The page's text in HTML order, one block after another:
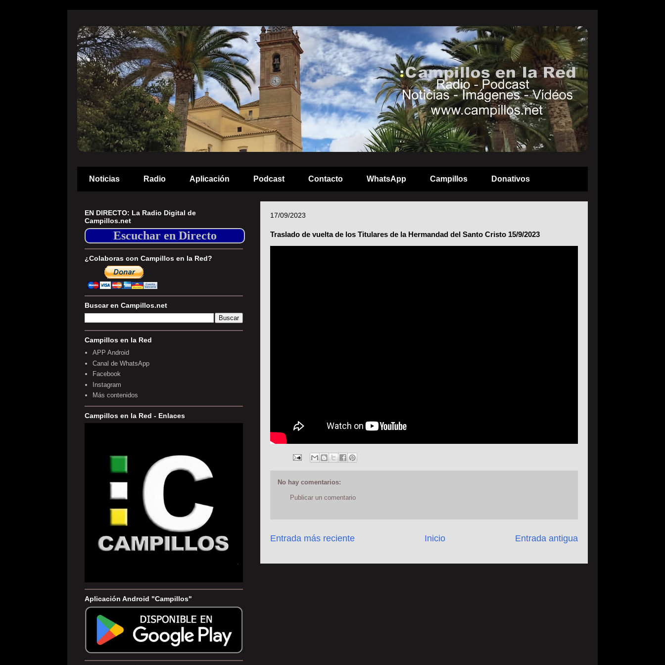
Noticias Radio Aplicación Podcast Contacto WhatsApp Campillos Donativos
17/09/2023
Traslado de vuelta de los Titulares de la Hermandad del Santo Cristo 15/9/2023
No hay comentarios:
Publicar un comentario
Entrada más reciente Entrada antigua
Inicio
EN DIRECTO: La Radio Digital de
Campillos.net
Escuchar en Directo
¿Colaboras con Campillos en la Red?
Buscar en Campillos.net
Campillos en la Red
APP Android
Canal de WhatsApp
Facebook
Instagram
Más contenidos
Campillos en la Red - Enlaces
Aplicación Android "Campillos"